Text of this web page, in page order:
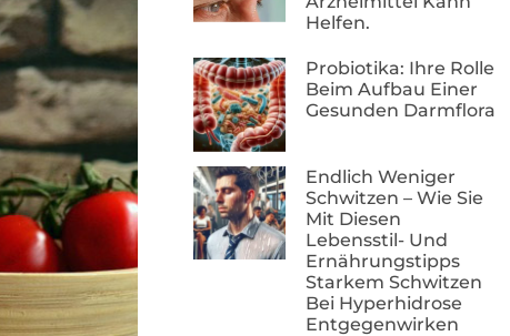
Helfen.
Probiotika: Ihre Rolle
Beim Aufbau Einer
Gesunden Darmflora
Endlich Weniger
Schwitzen – Wie Sie
Mit Diesen
Lebensstil- Und
Ernährungstipps
Starkem Schwitzen
Bei Hyperhidrose
Entgegenwirken